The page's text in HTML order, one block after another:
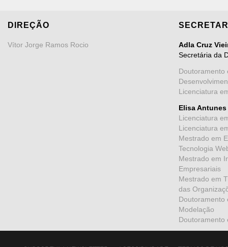
DIREÇÃO
Vítor Jorge Ramos Rocio
Adla Cruz
Secretária da
Doutoramento
Licenciatura
Elisa Antunes
Licenciatura
Licenciatura
Mestrado em
Tecnologia
Mestrado em
Empresariais
Mestrado em
das
Doutoramento
Modelação
Doutoramento